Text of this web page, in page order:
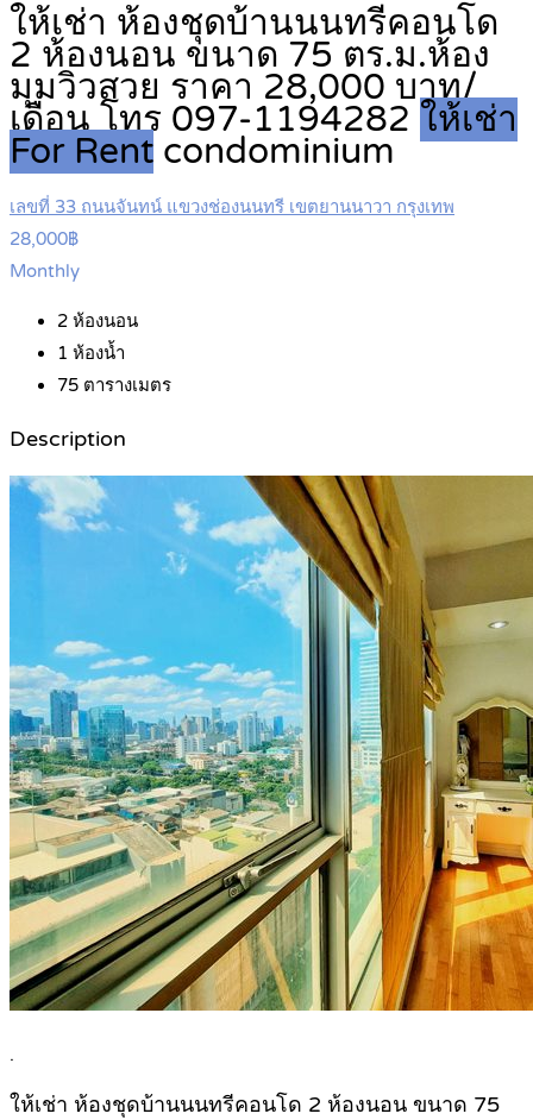
ให้เช่า ห้องชุดบ้านนนทรีคอนโด
2 ห้องนอน ขนาด 75 ตร.ม.ห้อง
มุมวิวสวย ราคา 28,000 บาท/
เดือน โทร 097-1194282 ให้เช่า
For Rent condominium
เลขที่ 33 ถนนจันทน์ แขวงช่องนนทรี เขตยานนาวา กรุงเทพ
28,000฿
Monthly
2 ห้องนอน
1 ห้องน้ำ
75 ตารางเมตร
Description
.
ให้เช่า ห้องชุดบ้านนนทรีคอนโด 2 ห้องนอน ขนาด 75